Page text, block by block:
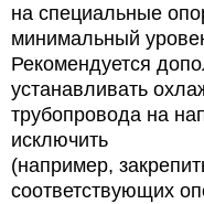
на специальные
минимальный
Рекомендуется
устанавливать
трубопровода на
исключить
(например,
соответствующих